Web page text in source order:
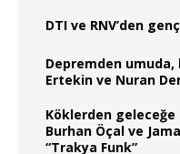
DTI ve RNV’den
Depremden
Ertekin ve Nuran
Köklerden
Burhan Öçal ve
“Trakya Funk”